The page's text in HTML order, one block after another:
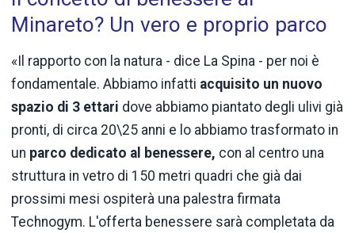
Minareto? Un vero e proprio parco
«Il rapporto con la natura - dice La Spina - per noi è
fondamentale. Abbiamo infatti acquisito un nuovo
spazio di 3 ettari dove abbiamo piantato degli ulivi già
pronti, di circa 20\25 anni e lo abbiamo trasformato in
un parco dedicato al benessere, con al centro una
struttura in vetro di 150 metri quadri che già dai
prossimi mesi ospiterà una palestra firmata
Technogym. L'offerta benessere sarà completata da